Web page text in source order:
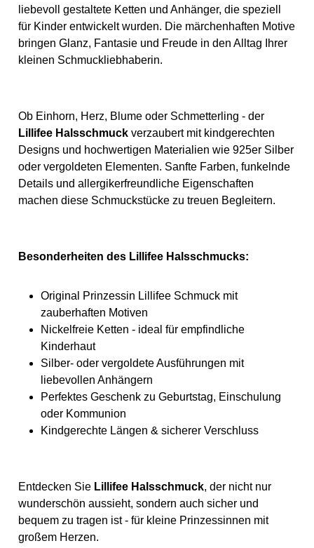
liebevoll gestaltete Ketten und Anhänger, die speziell
für Kinder entwickelt wurden. Die märchenhaften Motive
bringen Glanz, Fantasie und Freude in den Alltag Ihrer
kleinen Schmuckliebhaberin.
Ob Einhorn, Herz, Blume oder Schmetterling - der
Lillifee Halsschmuck verzaubert mit kindgerechten
Designs und hochwertigen Materialien wie 925er Silber
oder vergoldeten Elementen. Sanfte Farben, funkelnde
Details und allergikerfreundliche Eigenschaften
machen diese Schmuckstücke zu treuen Begleitern.
Besonderheiten des Lillifee Halsschmucks:
Original Prinzessin Lillifee Schmuck mit
zauberhaften Motiven
Nickelfreie Ketten - ideal für empfindliche
Kinderhaut
Silber- oder vergoldete Ausführungen mit
liebevollen Anhängern
Perfektes Geschenk zu Geburtstag, Einschulung
oder Kommunion
Kindgerechte Längen & sicherer Verschluss
Entdecken Sie Lillifee Halsschmuck, der nicht nur
wunderschön aussieht, sondern auch sicher und
bequem zu tragen ist - für kleine Prinzessinnen mit
großem Herzen.